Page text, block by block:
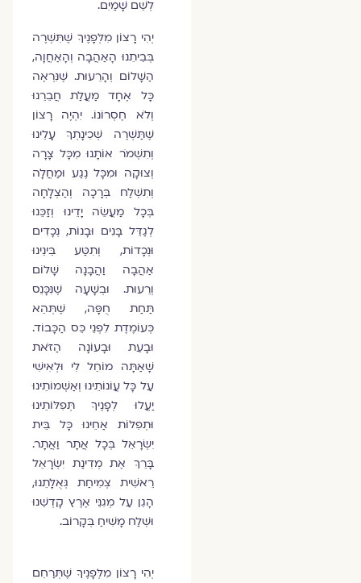
לְשֵׁם שָׁמַיִם.
יְהִי רָצוֹן מִלְּפָנֶיךָ שֶׁתִּשְׁרֶה
בְּבֵיתֵנוּ הָאַהֲבָה וְהָאַחֲוָה,
הַשָּׁלוֹם וְהָרֵעוּת. שֶׁנִּרְאֶה
כָּל אֶחָד מַעֲלַת חֲבֵרֵנוּ
וְלֹא חֶסְרוֹנוֹ. יִהְיֶה רָצוֹן
שֶׁתַּשְׁרֶה שְׁכִינָתְךָ עָלֵינוּ
וְתִשְׁמֹר אוֹתָנוּ מִכָּל צָרָה
וְצוּקָה וּמִכָּל נֶגַע וּמַחֲלָה
וְתִשְׁלַח בְּרָכָה וְהַצְלָחָה
בְּכָל מַעֲשֵׂה יָדֵינוּ וְזַכֵּנוּ
לְגַדֵּל בָּנִים וּבָנוֹת, נְכָדִים
וּנְכָדוֹת, וְתִטַּע בֵּינֵינוּ
אַהֲבָה וַהֲבָנָה שָׁלוֹם
וְרֵעוּת. וּבְשָׁעָה שֶׁנִּכָּנֵס
תַּחַת חֻפָּה, שֶׁתְּהֵא
כְּעוֹמֶדֶת לִפְנֵי כֵּס הַכָּבוֹד.
וּבָעֵת וּבָעוֹנָה הַזֹּאת
שָׁאַתָּה מוֹחֵל לִי וּלְאִישִׁי
עַל כָּל עֲוֹנוֹתֵינוּ וְאַשְׁמוֹתֵינוּ
יַעֲלוּ לְפָנֶיךָ תְּפִלּוֹתֵינוּ
וּתְפִלּוֹת אַחֵינוּ כָּל בֵּית
יִשְׂרָאֵל בְּכָל אֲתָר וַאֲתָר.
בָּרֵךְ אֶת מְדִינַת יִשְׂרָאֵל
רֵאשִׁית צְמִיחַת גְּאֻלָּתֵנוּ,
הָגֵן עַל מְגִנֵּי אֶרֶץ קָדְשֵׁנוּ
וּשְׁלַח מָשִׁיחַ בְּקָרוֹב.
יְהִי רָצוֹן מִלְּפָנֶיךָ שֶׁתְּרַחֵם